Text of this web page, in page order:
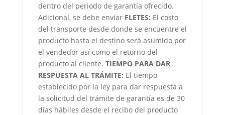
dentro del periodo de garantía ofrecido.
Adicional, se debe enviar FLETES: El costo
del transporte desde donde se encuentre el
producto hasta el destino será asumido por
el vendedor así como el retorno del
producto al cliente. TIEMPO PARA DAR
RESPUESTA AL TRÁMITE: El tiempo
establecido por la ley para dar respuesta a
la solicitud del trámite de garantía es de 30
días hábiles desde el recibo del producto